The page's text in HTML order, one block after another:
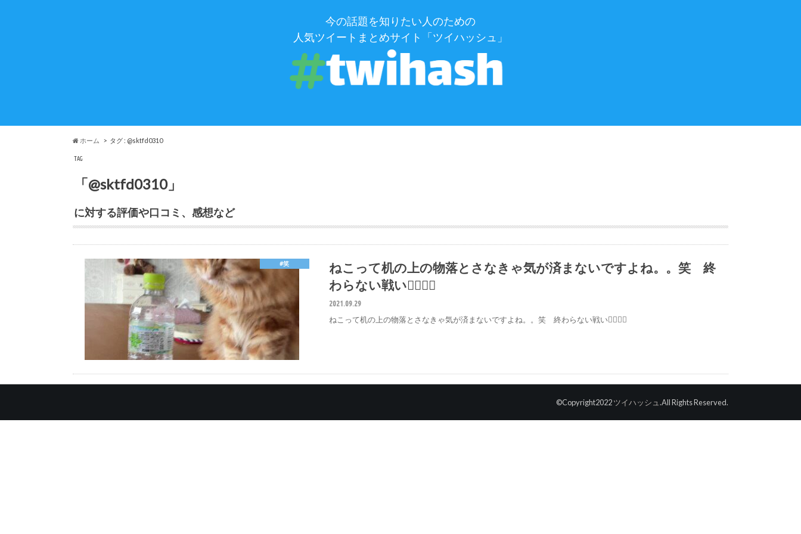
今の話題を知りたい人のための
人気ツイートまとめサイト「ツイハッシュ」
ホーム タグ : @sktfd0310
TAG
「@sktfd0310」
に対する評価や口コミ、感想など
#笑
ねこって机の上の物落とさなきゃ気が済まないですよね。。笑 終
わらない戦い✊🏻✊🏻
2021.09.29
ねこって机の上の物落とさなきゃ気が済まないですよね。。笑 終わらない戦い✊🏻✊🏻
©Copyright2022ツイハッシュ .All Rights Reserved.